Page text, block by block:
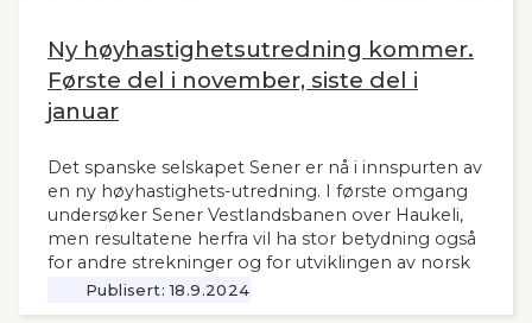
Ny høyhastighetsutredning kommer.
Første del i november, siste del i
januar
Det spanske selskapet Sener er nå i innspurten av
en ny høyhastighets-utredning. I første omgang
undersøker Sener Vestlandsbanen over Haukeli,
men resultatene herfra vil ha stor betydning også
for andre strekninger og for utviklingen av norsk
jernbane generelt. Norsk Bane, er oppdragsgiver
for utredningen.
Publisert: 18.9.2024